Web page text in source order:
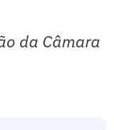
da Câmara